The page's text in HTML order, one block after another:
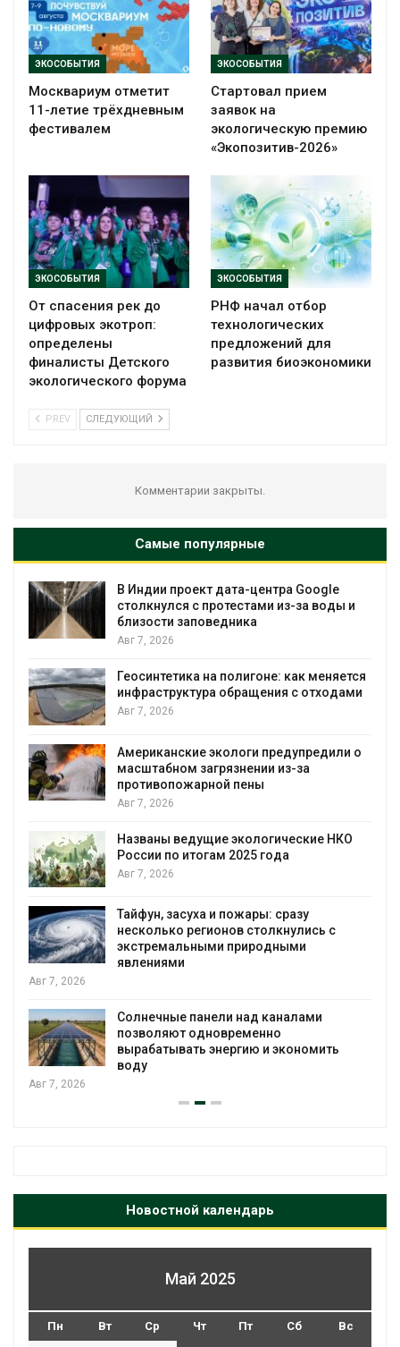
ЭКОСОБЫТИЯ
Москвариум отметит
11-летие трёхдневным
фестивалем
ЭКОСОБЫТИЯ
Стартовал прием
заявок на
экологическую премию
«Экопозитив-2026»
ЭКОСОБЫТИЯ
От спасения рек до
цифровых экотроп:
определены
финалисты Детского
экологического форума
ЭКОСОБЫТИЯ
РНФ начал отбор
технологических
предложений для
развития биоэкономики
PREV СЛЕДУЮЩИЙ
Комментарии закрыты.
Самые популярные
Дождевая вода с крыш может помочь
городам переживать жару
Авг 7, 2026
строительство мусорных объектов и
уборку контейнерных площадок
Авг 7, 2026
Панамский канал вновь ограничивает
загрузку судов из-за дефицита пресной
воды
Авг 6, 2026
В китайской провинции Шэньси из-за
паводков эвакуировали более 140 тыс.
человек
МЕГА и ВкусВилл установили
экообменники для сбора вторсырья
Авг 6, 2026
воду из воздуха с помощью ветра
Авг 6, 2026
Новостной календарь
Май 2025
Пн Вт Ср Чт Пт Сб Вс